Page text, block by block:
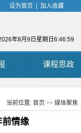
设为首页 加入收藏
年8月9日星期日6:46:59
课程思政
当前位置: 首页 >> 媒体聚焦
位置：
前情缘